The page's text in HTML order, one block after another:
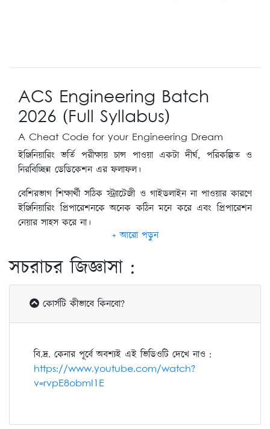
ACS Engineering Batch
2026 (Full Syllabus)
A Cheat Code for your Engineering Dream
ইঞ্জিনিয়ারিং ভর্তি পরীক্ষায় চান্স পাওয়া একটা দীর্ঘ, পরিকল্পিত ও
নিরবিচ্ছিন্ন ডেডিকেশন এর ফলাফল।
বেশিরভাগ শিক্ষার্থী সঠিক স্ট্র‍্যাটেজী ও গাইডলাইন না পাওয়ার কারণে
ইঞ্জিনিয়ারিং প্রিপারেশনকে অনেক কঠিন মনে করে এবং প্রিপারেশন
নেয়ার সাহস করে না।
MIST, IUT, SUST—
সব জায়গায় ACS শিক্ষার্থীদের উল্লেখযোগ্য উপস্থিতি নির্দেশ করে
ACS Engineering Batch 2026 (Full Syllabus)
👨‍🏫 টিচার প্যানেল (Dream Squad)
সচরাচর জিজ্ঞাসা :
কোর্সটি কীভাবে কিনবো?
বি.দ্র. কেনার পূর্বে অবশ্যই এই ভিডিওটি দেখে নাও :
https://www.youtube.com/watch?
v=rvpE8obmI1E